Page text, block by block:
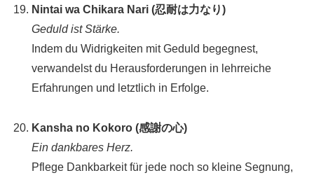
Nintai wa Chikara Nari (忍耐は力なり)
Geduld ist Stärke.
Indem du Widrigkeiten mit Geduld begegnest,
verwandelst du Herausforderungen in lehrreiche
Erfahrungen und letztlich in Erfolge.
Kansha no Kokoro (感謝の心)
Ein dankbares Herz.
Pflege Dankbarkeit für jede noch so kleine Segnung,